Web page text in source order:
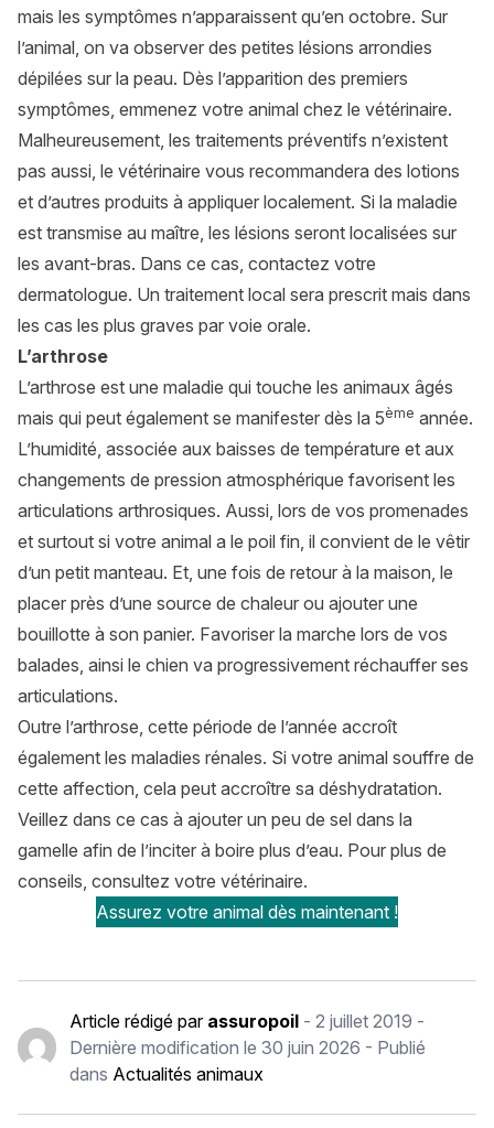
mais les symptômes n’apparaissent qu’en octobre. Sur
l’animal, on va observer des petites lésions arrondies
dépilées sur la peau. Dès l’apparition des premiers
symptômes, emmenez votre animal chez le vétérinaire.
Malheureusement, les traitements préventifs n’existent
pas aussi, le vétérinaire vous recommandera des lotions
et d’autres produits à appliquer localement. Si la maladie
est transmise au maître, les lésions seront localisées sur
les avant-bras. Dans ce cas, contactez votre
dermatologue. Un traitement local sera prescrit mais dans
les cas les plus graves par voie orale.
L’arthrose
L’arthrose est une maladie qui touche les animaux âgés
mais qui peut également se manifester dès la 5ème année.
L’humidité, associée aux baisses de température et aux
changements de pression atmosphérique favorisent les
articulations arthrosiques. Aussi, lors de vos promenades
et surtout si votre animal a le poil fin, il convient de le vêtir
d’un petit manteau. Et, une fois de retour à la maison, le
placer près d’une source de chaleur ou ajouter une
bouillotte à son panier. Favoriser la marche lors de vos
balades, ainsi le chien va progressivement réchauffer ses
articulations.
Outre l’arthrose, cette période de l’année accroît
également les maladies rénales. Si votre animal souffre de
cette affection, cela peut accroître sa déshydratation.
Veillez dans ce cas à ajouter un peu de sel dans la
gamelle afin de l’inciter à boire plus d’eau. Pour plus de
conseils, consultez votre vétérinaire.
Assurez votre animal dès maintenant !
Article rédigé par assuropoil -2 juillet 2019 -
Dernière modification le30 juin 2026 - Publié
dans Actualités animaux